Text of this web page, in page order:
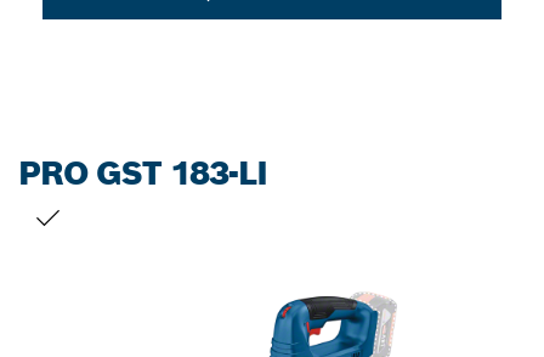
PRO GST 183-LI